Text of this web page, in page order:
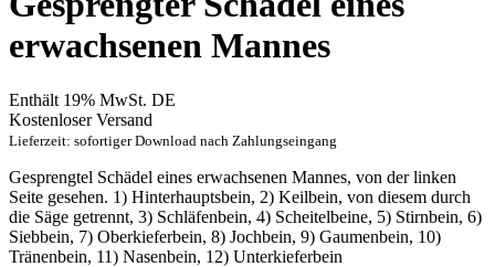
erwachsenen Mannes
Enthält 19% MwSt. DE
Kostenloser Versand
Lieferzeit: sofortiger Download nach Zahlungseingang
Gesprengtel Schädel eines erwachsenen Mannes, von der linken
Seite gesehen. 1) Hinterhauptsbein, 2) Keilbein, von diesem durch
die Säge getrennt, 3) Schläfenbein, 4) Scheitelbeine, 5) Stirnbein, 6)
Siebbein, 7) Oberkieferbein, 8) Jochbein, 9) Gaumenbein, 10)
Tränenbein, 11) Nasenbein, 12) Unterkieferbein